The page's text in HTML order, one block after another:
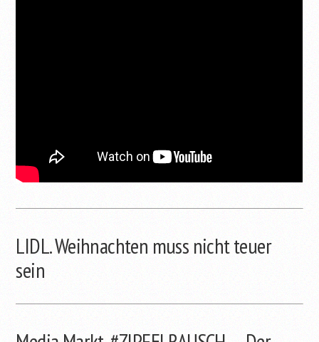
LIDL. Weihnachten muss nicht teuer
sein